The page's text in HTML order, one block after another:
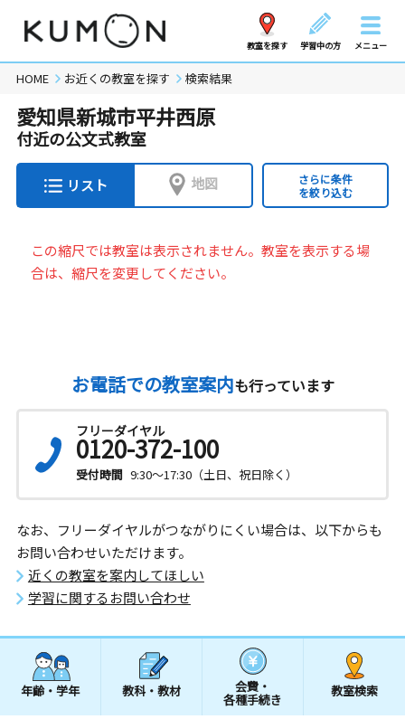
教室を探す 学習中の方 メニュー
HOME お近くの教室を探す 検索結果
愛知県新城市平井西原
付近の公文式教室
リスト 地図
さらに条件
を絞り込む
この縮尺では教室は表示されません。教室を表示する場
合は、縮尺を変更してください。
お電話での教室案内も行っています
フリーダイヤル
0120-372-100
受付時間 9:30～17:30（土日、祝日除く）
なお、フリーダイヤルがつながりにくい場合は、以下からも
お問い合わせいただけます。
近くの教室を案内してほしい
学習に関するお問い合わせ
年齢・学年 教科・教材 会費・
各種手続き
教室検索